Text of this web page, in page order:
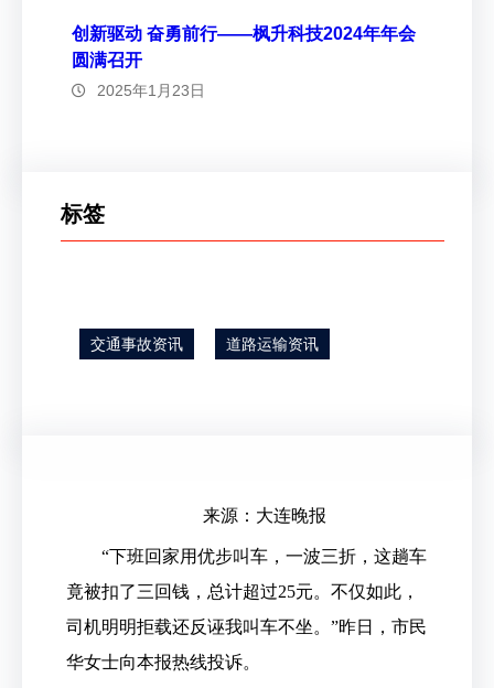
创新驱动 奋勇前行——枫升科技2024年年会
圆满召开
2025年1月23日
标签
交通事故资讯 道路运输资讯
来源：大连晚报
“下班回家用优步叫车，一波三折，这趟车
竟被扣了三回钱，总计超过25元。不仅如此，
司机明明拒载还反诬我叫车不坐。”昨日，市民
华女士向本报热线投诉。